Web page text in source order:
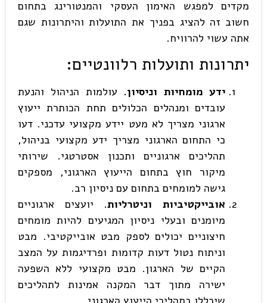
מקדים למפגש האימון העסקי והמנטורינג בתחום
חשוב זה להציג בפניך את התועלות והיתרונות שגם
אתה עשוי להרוויח.
יתרונות ותועלות רלוונטיים:
ידע מומחיות וניסיון. עולמות הניהול והנעת
עובדים ומנהלים הכלולים תחת הכותרת ייעוץ
ארגוני מצריך לא מעט יידע מקצועי עדכני. דעו
כי התחום הארגוני מצריך ידע מקצועי בניהול,
תהליכים ארגוניים ותכנון אסטרטגי. שירותי
מיקור חוץ בתחום הייעוץ הארגוני, מספקים
גישה למומחים בתחום עם ניסיון רב.
אובייקטיביות וניטרליות. יועצים ארגוניים
מיומנים ובעלי ניסיון המגיעים להיות מומחים
חיצוניים יכולים לספק מבט אובייקטיבי. מבט
וניתוח נטול דעות קדומות ופרדיגמות על המצב
הקיים של הארגון. מבט מקצועי ללא השפעה
ישירה מתוך דבר המקנה אמינות לתהליכים